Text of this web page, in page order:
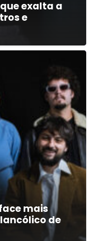
exalta a
e
mais
de